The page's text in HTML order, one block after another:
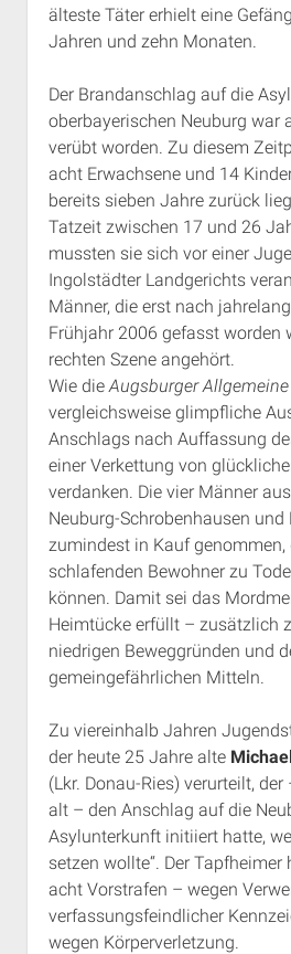
Rechte Termine
Über a.i.d.a.
RSS-Feeds, Twitter &
Bibliothek
Kontakt & PGP-
älteste Täter erhielt eine
Jahren und zehn Monaten.
Der Brandanschlag auf die
oberbayerischen Neuburg war
verübt worden. Zu diesem
acht Erwachsene und 14
bereits sieben Jahre zurück
Tatzeit zwischen 17 und 26
mussten sie sich vor einer
Ingolstädter Landgerichts
Männer, die erst nach
Frühjahr 2006 gefasst worden
rechten Szene angehört.
Wie die Augsburger Allgemeine
vergleichsweise glimpfliche
Anschlags nach Auffassung
einer Verkettung von
verdanken. Die vier Männer
Neuburg-Schrobenhausen und
zumindest in Kauf genommen,
schlafenden Bewohner zu
können. Damit sei das
Heimtücke erfüllt – zusätzlich
niedrigen Beweggründen und
gemeingefährlichen Mitteln.
Zu viereinhalb Jahren
der heute 25 Jahre alte
(Lkr. Donau-Ries) verurteilt,
alt – den Anschlag auf die
Asylunterkunft initiiert hatte,
setzen wollte“. Der
acht Vorstrafen – wegen
verfassungsfeindlicher
wegen Körperverletzung.